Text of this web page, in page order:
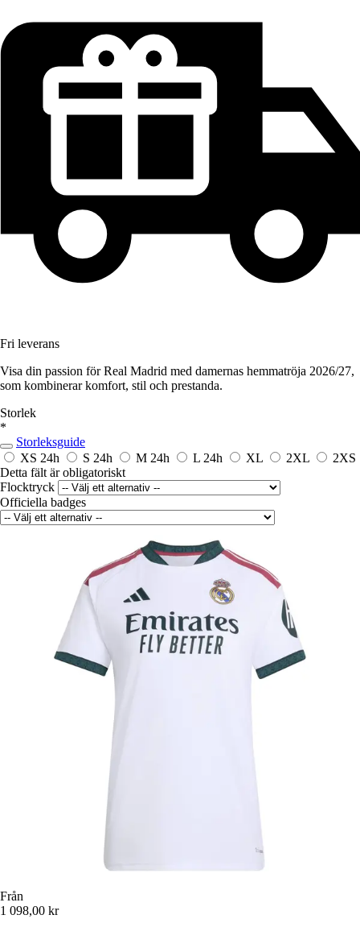
Fri leverans
Visa din passion för Real Madrid med damernas hemmatröja 2026/27,
som kombinerar komfort, stil och prestanda.
Storlek
*
Storleksguide
XS 24h S 24h M 24h L 24h XL 2XL
2XS
Detta fält är obligatoriskt
Flocktryck
Officiella badges
Från
1 098,00 kr